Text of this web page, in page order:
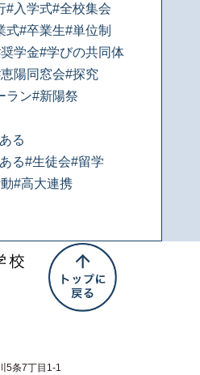
#入学式#全校集会
式#卒業生#単位制
学金#学びの共同体
陽同窓会#探究
ラン#新陽祭
る
る#生徒会#留学
#高大連携
5条7丁目1-1